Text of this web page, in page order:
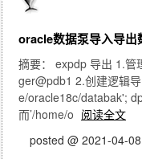
oracle数据泵导入导出
摘要： expdp 导出 1.管
ger@pdb1 2.创建逻辑
e/oracle18c/databak';
而’/home/o 阅读全文
posted @ 2021-04-